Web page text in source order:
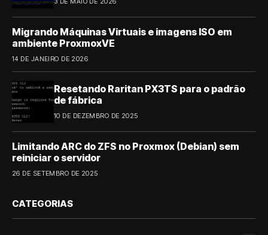
Migrando Máquinas Virtuais e imagens ISO em
ambiente ProxmoxVE
14 DE JANEIRO DE 2026
Resetando Raritan PX3TS para o padrão
de fábrica
10 DE DEZEMBRO DE 2025
Limitando ARC do ZFS no Proxmox (Debian) sem
reiniciar o servidor
26 DE SETEMBRO DE 2025
CATEGORIAS